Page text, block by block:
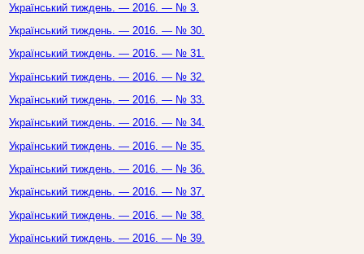
Український тиждень. — 2016. — № 3.
Український тиждень. — 2016. — № 30.
Український тиждень. — 2016. — № 31.
Український тиждень. — 2016. — № 32.
Український тиждень. — 2016. — № 33.
Український тиждень. — 2016. — № 34.
Український тиждень. — 2016. — № 35.
Український тиждень. — 2016. — № 36.
Український тиждень. — 2016. — № 37.
Український тиждень. — 2016. — № 38.
Український тиждень. — 2016. — № 39.